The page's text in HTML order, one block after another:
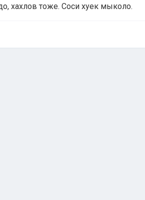
хахлов тоже. Соси хуек мыколо.